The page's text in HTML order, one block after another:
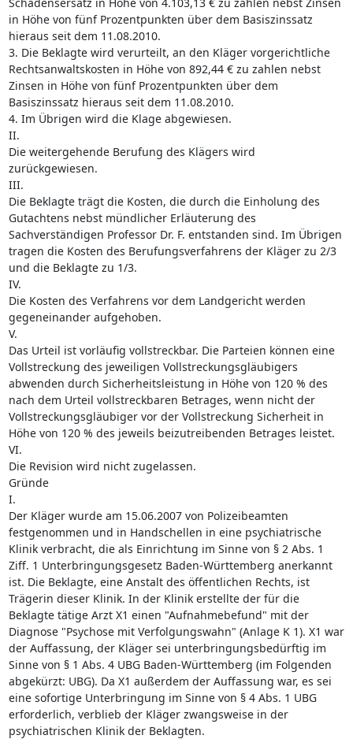
in Höhe von fünf Prozentpunkten über dem Basiszinssatz
hieraus seit dem 11.08.2010.
3. Die Beklagte wird verurteilt, an den Kläger vorgerichtliche
Rechtsanwaltskosten in Höhe von 892,44 € zu zahlen nebst
Zinsen in Höhe von fünf Prozentpunkten über dem
Basiszinssatz hieraus seit dem 11.08.2010.
4. Im Übrigen wird die Klage abgewiesen.
II.
Die weitergehende Berufung des Klägers wird
zurückgewiesen.
III.
Die Beklagte trägt die Kosten, die durch die Einholung des
Gutachtens nebst mündlicher Erläuterung des
Sachverständigen Professor Dr. F. entstanden sind. Im Übrigen
tragen die Kosten des Berufungsverfahrens der Kläger zu 2/3
und die Beklagte zu 1/3.
IV.
Die Kosten des Verfahrens vor dem Landgericht werden
gegeneinander aufgehoben.
V.
Das Urteil ist vorläufig vollstreckbar. Die Parteien können eine
Vollstreckung des jeweiligen Vollstreckungsgläubigers
abwenden durch Sicherheitsleistung in Höhe von 120 % des
nach dem Urteil vollstreckbaren Betrages, wenn nicht der
Vollstreckungsgläubiger vor der Vollstreckung Sicherheit in
Höhe von 120 % des jeweils beizutreibenden Betrages leistet.
VI.
Die Revision wird nicht zugelassen.
Gründe
I.
Der Kläger wurde am 15.06.2007 von Polizeibeamten
festgenommen und in Handschellen in eine psychiatrische
Klinik verbracht, die als Einrichtung im Sinne von § 2 Abs. 1
Ziff. 1 Unterbringungsgesetz Baden-Württemberg anerkannt
ist. Die Beklagte, eine Anstalt des öffentlichen Rechts, ist
Trägerin dieser Klinik. In der Klinik erstellte der für die
Beklagte tätige Arzt X1 einen "Aufnahmebefund" mit der
Diagnose "Psychose mit Verfolgungswahn" (Anlage K 1). X1 war
der Auffassung, der Kläger sei unterbringungsbedürftig im
Sinne von § 1 Abs. 4 UBG Baden-Württemberg (im Folgenden
abgekürzt: UBG). Da X1 außerdem der Auffassung war, es sei
eine sofortige Unterbringung im Sinne von § 4 Abs. 1 UBG
erforderlich, verblieb der Kläger zwangsweise in der
psychiatrischen Klinik der Beklagten.